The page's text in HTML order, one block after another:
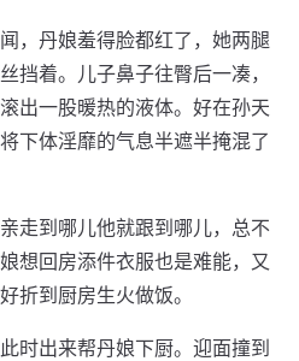
，丹娘羞得脸都红了，她两腿
挡着。儿子鼻子往臀后一凑，
出一股暖热的液体。好在孙天
下体淫靡的气息半遮半掩混了
走到哪儿他就跟到哪儿，总不
想回房添件衣服也是难能，又
折到厨房生火做饭。
时出来帮丹娘下厨。迎面撞到